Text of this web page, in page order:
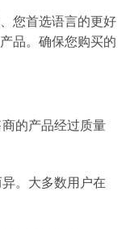
您首选语言的更好
品。确保您购买的
的产品经过质量
。大多数用户在